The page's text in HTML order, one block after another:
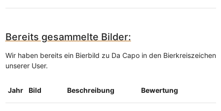
Bereits gesammelte Bilder:
Wir haben bereits ein Bierbild zu Da Capo in den Bierkreiszeichen
unserer User.
Jahr Bild Beschreibung Bewertung